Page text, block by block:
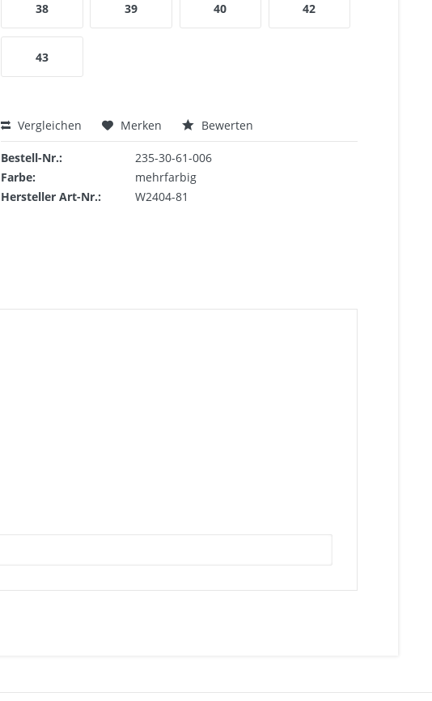
38 39 40 42
43
Vergleichen Merken Bewerten
Bestell-Nr.:
235-30-61-006
Farbe:
mehrfarbig
Hersteller Art-Nr.:
W2404-81